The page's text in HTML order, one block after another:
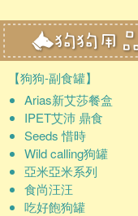
【狗狗-副食罐】
Arias新艾莎餐盒
IPET艾沛 鼎食
Seeds 惜時
Wild calling狗罐
亞米亞米系列
食尚汪汪
吃好飽狗罐